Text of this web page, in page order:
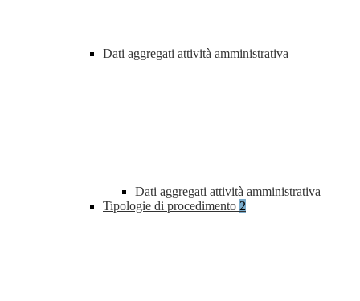
Dati aggregati attività amministrativa
Dati aggregati attività amministrativa
Tipologie di procedimento 2